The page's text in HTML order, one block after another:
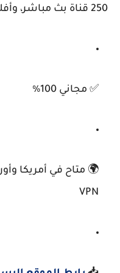
250 قناة بث مباشر، وأفلام ومسلسلات عند الطلب.
✅ مجاني 100%
🌍 متاح في أمريكا
VPN